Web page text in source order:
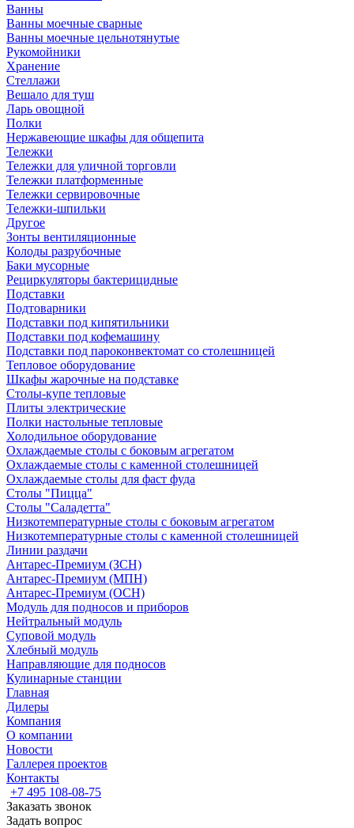
Ванны
Ванны моечные сварные
Ванны моечные цельнотянутые
Рукомойники
Хранение
Стеллажи
Вешало для туш
Ларь овощной
Полки
Нержавеющие шкафы для общепита
Тележки
Тележки для уличной торговли
Тележки платформенные
Тележки сервировочные
Тележки-шпильки
Другое
Зонты вентиляционные
Колоды разрубочные
Баки мусорные
Рециркуляторы бактерицидные
Подставки
Подтоварники
Подставки под кипятильники
Подставки под кофемашину
Подставки под пароконвектомат со столешницей
Тепловое оборудование
Шкафы жарочные на подставке
Столы-купе тепловые
Плиты электрические
Полки настольные тепловые
Холодильное оборудование
Охлаждаемые столы с боковым агрегатом
Охлаждаемые столы с каменной столешницей
Охлаждаемые столы для фаст фуда
Столы "Пицца"
Столы "Саладетта"
Низкотемпературные столы с боковым агрегатом
Низкотемпературные столы с каменной столешницей
Линии раздачи
Антарес-Премиум (ЗСН)
Антарес-Премиум (МПН)
Антарес-Премиум (ОСН)
Модуль для подносов и приборов
Нейтральный модуль
Суповой модуль
Хлебный модуль
Направляющие для подносов
Кулинарные станции
Главная
Дилеры
Компания
О компании
Новости
Галлерея проектов
Контакты
+7 495 108-08-75
Заказать звонок
Задать вопрос